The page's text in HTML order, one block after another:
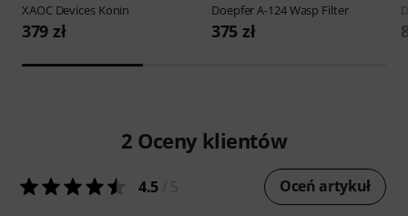
XAOC Devices Konin
379 zł
DoepferA-124 Wasp Filter
375 zł
2 Oceny klientów
4.5 Oceń artykuł